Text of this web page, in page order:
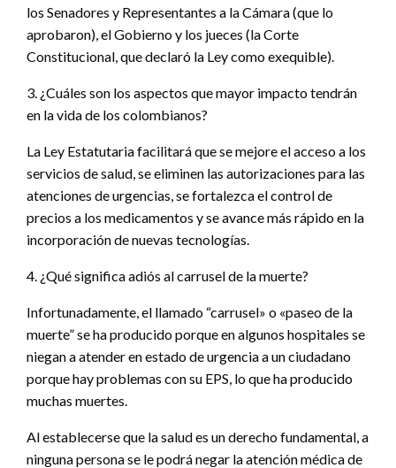
los Senadores y Representantes a la Cámara (que lo
aprobaron), el Gobierno y los jueces (la Corte
Constitucional, que declaró la Ley como exequible).
3. ¿Cuáles son los aspectos que mayor impacto tendrán
en la vida de los colombianos?
La Ley Estatutaria facilitará que se mejore el acceso a los
servicios de salud, se eliminen las autorizaciones para las
atenciones de urgencias, se fortalezca el control de
precios a los medicamentos y se avance más rápido en la
incorporación de nuevas tecnologías.
4. ¿Qué significa adiós al carrusel de la muerte?
Infortunadamente, el llamado “carrusel» o «paseo de la
muerte” se ha producido porque en algunos hospitales se
niegan a atender en estado de urgencia a un ciudadano
porque hay problemas con su EPS, lo que ha producido
muchas muertes.
Al establecerse que la salud es un derecho fundamental, a
ninguna persona se le podrá negar la atención médica de